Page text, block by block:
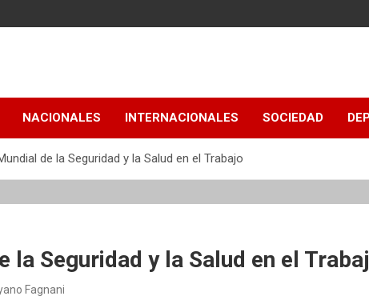
y cultural.
NACIONALES INTERNACIONALES SOCIEDAD
de la Seguridad y la Salud en el Trabajo
la Seguridad y la Salud en el
Fagnani